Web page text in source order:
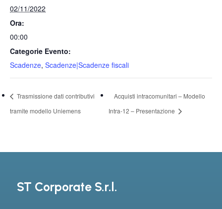
02/11/2022
Ora:
00:00
Categorie Evento:
Scadenze, Scadenze|Scadenze fiscali
Trasmissione dati contributivi
tramite modello Uniemens
Acquisti intracomunitari – Modello
Intra-12 – Presentazione
ST Corporate S.r.l.